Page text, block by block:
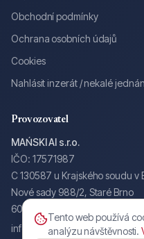
Obchodní podmínky
Ochrana osobních údajů
Cookies
Nahlásit inzerát / nekalé
Provozovatel
MAŃSKI AI s.r.o.
IČO: 17571987
C 130587 u Krajského soudu v
Nové sady 988/2, Staré Brno
602 00 Brno
info@autodne.cz
Tento web používá
analýzu návštěvnosti.